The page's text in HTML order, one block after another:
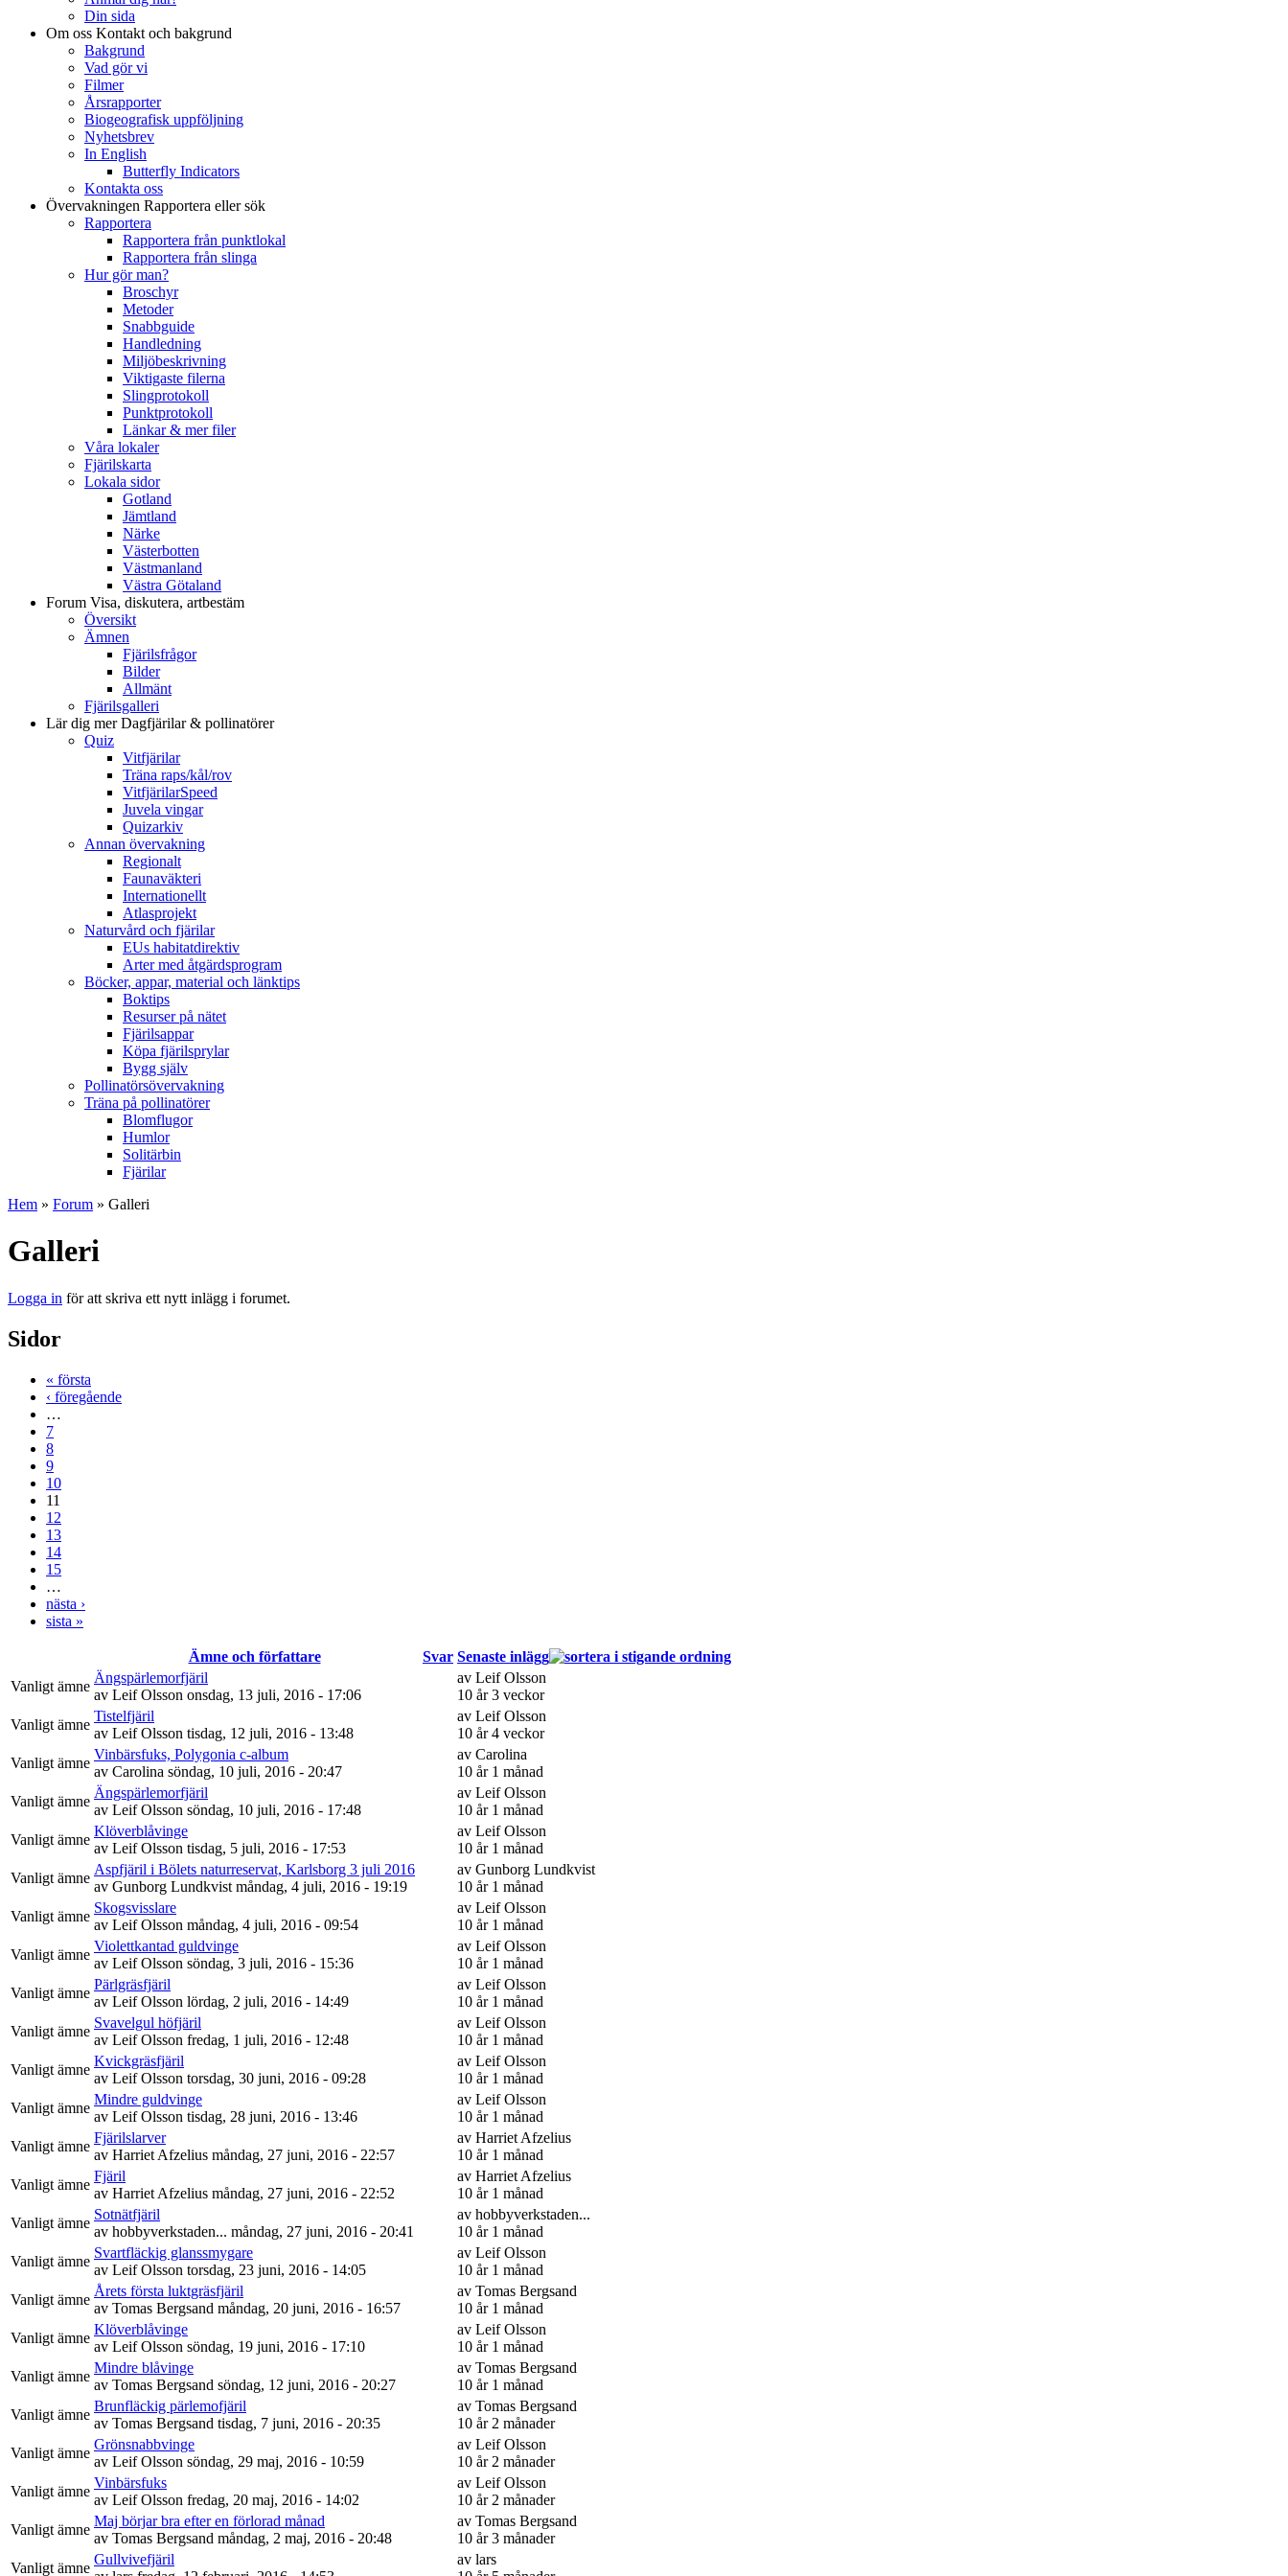
Din sida
Om oss Kontakt och bakgrund
Bakgrund
Vad gör vi
Filmer
Årsrapporter
Biogeografisk uppföljning
Nyhetsbrev
In English
Butterfly Indicators
Kontakta oss
Övervakningen Rapportera eller sök
Rapportera
Rapportera från punktlokal
Rapportera från slinga
Hur gör man?
Broschyr
Metoder
Snabbguide
Handledning
Miljöbeskrivning
Viktigaste filerna
Slingprotokoll
Punktprotokoll
Länkar & mer filer
Våra lokaler
Fjärilskarta
Lokala sidor
Gotland
Jämtland
Närke
Västerbotten
Västmanland
Västra Götaland
Forum Visa, diskutera, artbestäm
Översikt
Ämnen
Fjärilsfrågor
Bilder
Allmänt
Fjärilsgalleri
Lär dig merDagfjärilar & pollinatörer
Quiz
Vitfjärilar
Träna raps/kål/rov
VitfjärilarSpeed
Juvela vingar
Quizarkiv
Annan övervakning
Regionalt
Faunaväkteri
Internationellt
Atlasprojekt
Naturvård och fjärilar
EUs habitatdirektiv
Arter med åtgärdsprogram
Böcker, appar, material och länktips
Boktips
Resurser på nätet
Fjärilsappar
Köpa fjärilsprylar
Bygg själv
Pollinatörsövervakning
Träna på pollinatörer
Blomflugor
Humlor
Solitärbin
Fjärilar
Hem » Forum » Galleri
Galleri
Logga in för att skriva ett nytt inlägg i forumet.
Sidor
« första
‹ föregående
…
7
8
9
10
11
12
13
14
15
…
nästa ›
sista »
Ämne och författare Svar Senaste inlägg
Vanligt ämne
Ängspärlemorfjäril
av Leif Olsson onsdag, 13 juli, 2016 - 17:06
av Leif Olsson
10 år 3 veckor
Vanligt ämne
Tistelfjäril
av Leif Olsson tisdag, 12 juli, 2016 - 13:48
av Leif Olsson
10 år 4 veckor
Vanligt ämne
Vinbärsfuks, Polygonia c-album
av Carolina söndag, 10 juli, 2016 - 20:47
av Carolina
10 år 1 månad
Vanligt ämne
Ängspärlemorfjäril
av Leif Olsson söndag, 10 juli, 2016 - 17:48
av Leif Olsson
10 år 1 månad
Vanligt ämne
Klöverblåvinge
av Leif Olsson tisdag, 5 juli, 2016 - 17:53
av Leif Olsson
10 år 1 månad
Vanligt ämne
Aspfjäril i Bölets naturreservat, Karlsborg 3 juli 2016
av Gunborg Lundkvist måndag, 4 juli, 2016 - 19:19
av Gunborg Lundkvist
10 år 1 månad
Vanligt ämne
Skogsvisslare
av Leif Olsson måndag, 4 juli, 2016 - 09:54
av Leif Olsson
10 år 1 månad
Vanligt ämne
Violettkantad guldvinge
av Leif Olsson söndag, 3 juli, 2016 - 15:36
av Leif Olsson
10 år 1 månad
Vanligt ämne
Pärlgräsfjäril
av Leif Olsson lördag, 2 juli, 2016 - 14:49
av Leif Olsson
10 år 1 månad
Vanligt ämne
Svavelgul höfjäril
av Leif Olsson fredag, 1 juli, 2016 - 12:48
av Leif Olsson
10 år 1 månad
Vanligt ämne
Kvickgräsfjäril
av Leif Olsson torsdag, 30 juni, 2016 - 09:28
av Leif Olsson
10 år 1 månad
Vanligt ämne
Mindre guldvinge
av Leif Olsson tisdag, 28 juni, 2016 - 13:46
av Leif Olsson
10 år 1 månad
Vanligt ämne
Fjärilslarver
av Harriet Afzelius måndag, 27 juni, 2016 - 22:57
av Harriet Afzelius
10 år 1 månad
Vanligt ämne
Fjäril
av Harriet Afzelius måndag, 27 juni, 2016 - 22:52
av Harriet Afzelius
10 år 1 månad
Vanligt ämne
Sotnätfjäril
av hobbyverkstaden... måndag, 27 juni, 2016 - 20:41
av hobbyverkstaden...
10 år 1 månad
Vanligt ämne
Svartfläckig glanssmygare
av Leif Olsson torsdag, 23 juni, 2016 - 14:05
av Leif Olsson
10 år 1 månad
Vanligt ämne
Årets första luktgräsfjäril
av Tomas Bergsand måndag, 20 juni, 2016 - 16:57
av Tomas Bergsand
10 år 1 månad
Vanligt ämne
Klöverblåvinge
av Leif Olsson söndag, 19 juni, 2016 - 17:10
av Leif Olsson
10 år 1 månad
Vanligt ämne
Mindre blåvinge
av Tomas Bergsand söndag, 12 juni, 2016 - 20:27
av Tomas Bergsand
10 år 1 månad
Vanligt ämne
Brunfläckig pärlemofjäril
av Tomas Bergsand tisdag, 7 juni, 2016 - 20:35
av Tomas Bergsand
10 år 2 månader
Vanligt ämne
Grönsnabbvinge
av Leif Olsson söndag, 29 maj, 2016 - 10:59
av Leif Olsson
10 år 2 månader
Vanligt ämne
Vinbärsfuks
av Leif Olsson fredag, 20 maj, 2016 - 14:02
av Leif Olsson
10 år 2 månader
Vanligt ämne
Maj börjar bra efter en förlorad månad
av Tomas Bergsand måndag, 2 maj, 2016 - 20:48
av Tomas Bergsand
10 år 3 månader
Vanligt ämne
Gullvivefjäril
av lars